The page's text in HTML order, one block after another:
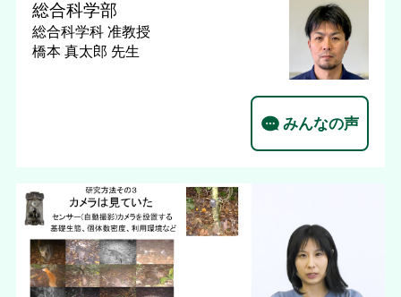
総合科学部
総合科学科 准教授
橋本 真太郎 先生
みんなの声